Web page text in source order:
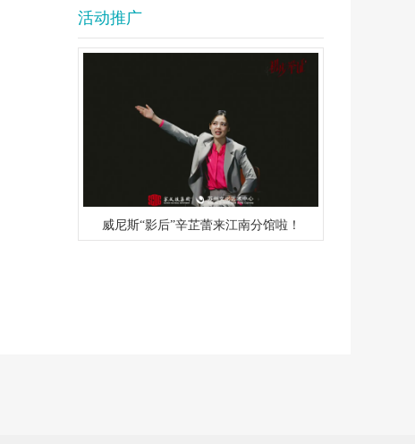
活动推广
威尼斯“影后”辛芷蕾来江南分馆啦！